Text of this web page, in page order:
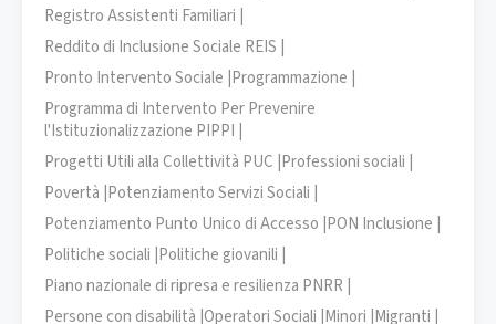
Registro Assistenti Familiari |
Reddito di Inclusione Sociale REIS |
Pronto Intervento Sociale |Programmazione |
Programma di Intervento Per Prevenire
l'Istituzionalizzazione PIPPI |
Progetti Utili alla Collettività PUC |Professioni sociali |
Povertà |Potenziamento Servizi Sociali |
Potenziamento Punto Unico di Accesso |PON Inclusione |
Politiche sociali |Politiche giovanili |
Piano nazionale di ripresa e resilienza PNRR |
Persone con disabilità |Operatori Sociali |Minori |Migranti |